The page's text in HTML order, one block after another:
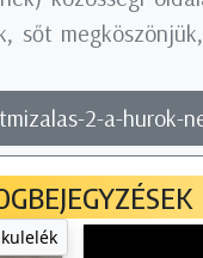
sőt
2-a-hurok-